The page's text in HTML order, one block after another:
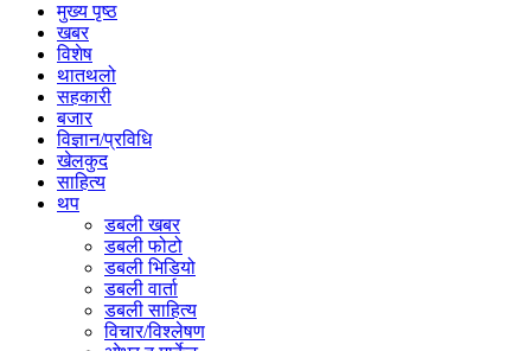
मुख्य पृष्ठ
खबर
विशेष
थातथलो
सहकारी
बजार
विज्ञान/प्रविधि
खेलकुद
साहित्य
थप
डबली खबर
डबली फोटो
डबली भिडियो
डबली वार्ता
डबली साहित्य
विचार/विश्‍लेषण